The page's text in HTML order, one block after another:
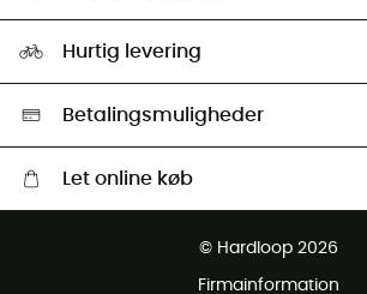
Our ambassadors
HardGreen Udvalg
Hurtig levering
Betalingsmuligheder
Let online køb
© Hardloop 2026
Firmainformation